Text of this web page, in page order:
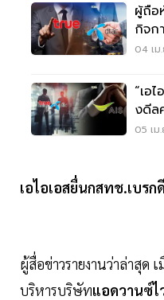
ผู้ถือ
กิจก
04 เม
“เอ
งดีล
05 เ
เอไอเอสยื่นกสทช.เบรก
ผู้สื่อข่าวรายงานว่าล่าสุด
บริหารบริษัทแอดวานซ์ไ